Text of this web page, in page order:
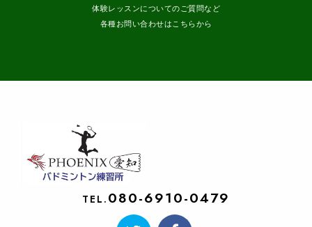
体験レッスンについてのご質問など
各種お問い合わせはこちらから
TEL. 080-6910-0479